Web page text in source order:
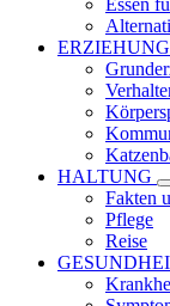
Essen
ERZIEHUNG
HALTUNG
Fakten
Pflege
Reise